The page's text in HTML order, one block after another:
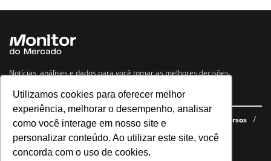
Utilizamos cookies para oferecer melhor
experiência, melhorar o desempenho, analisar
como você interage em nosso site e
personalizar conteúdo. Ao utilizar este site, você
concorda com o uso de cookies.
Notícias, análises e dados para você tomar as melhores decisões.
Navegue no site
Últimas notícias Quem somos E-books gratuitos
Cursos
Política de privacidade